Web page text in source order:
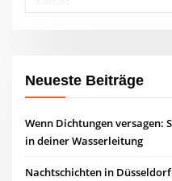
Neueste Beiträge
Wenn Dichtungen versagen:
in deiner Wasserleitung
Nachtschichten in